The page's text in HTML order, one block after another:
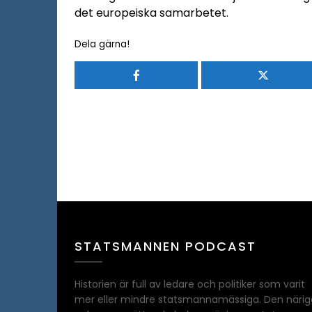
det europeiska samarbetet.
Dela gärna!
STATSMANNEN PODCAST
Historien är full av ledare och politiker som varit
mer eller mindre statsmannamässiga. Den